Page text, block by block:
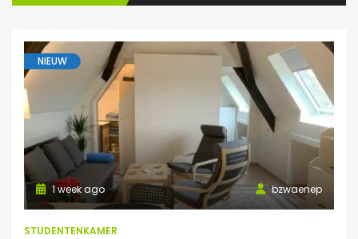
NIEUW
bzwaenep
1 week ago
STUDENTENKAMER